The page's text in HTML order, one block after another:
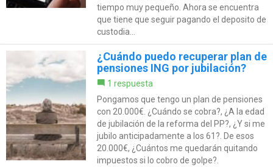
tiempo muy pequeño. Ahora se encuentra
que tiene que seguir pagando el deposito de
custodia...
¿Cuándo puedo recuperar plan de
pensiones ING por jubilación?
1 respuesta
Pongamos que tengo un plan de pensiones
con 20.000€. ¿Cuándo se cobra?, ¿A la edad
de jubilación de la reforma del PP?, ¿Y si me
jubilo anticipadamente a los 61?. De esos
20.000€, ¿Cuántos me quedarán quitando
impuestos si lo cobro de golpe?.